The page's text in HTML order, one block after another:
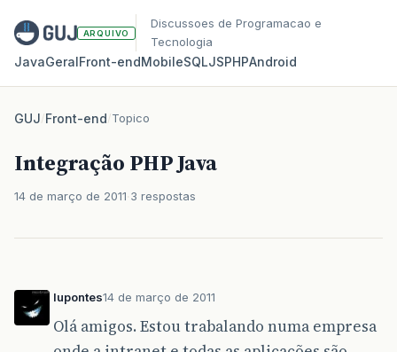
ARQUIVO
Discussoes de Programacao e
Tecnologia
JavaGeralFront‑endMobileSQLJSPHPAndroid
GUJ/Front-end/Topico
Integração PHP Java
14 de março de 2011 3 respostas
lupontes14 de março de 2011
Olá amigos. Estou trabalando numa empresa